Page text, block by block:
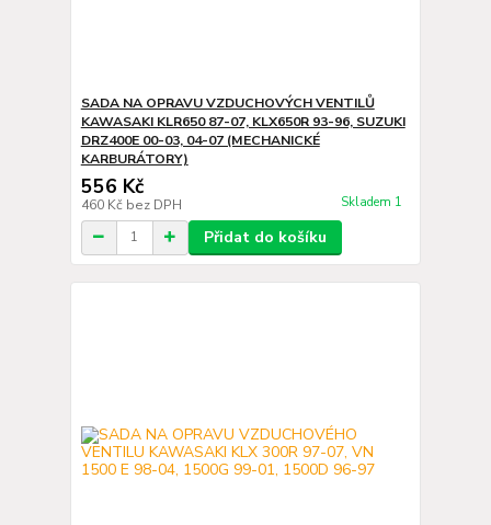
SADA NA OPRAVU VZDUCHOVÝCH VENTILŮ
KAWASAKI KLR650 87-07, KLX650R 93-96, SUZUKI
DRZ400E 00-03, 04-07 (MECHANICKÉ
KARBURÁTORY)
556 Kč
460 Kč bez DPH Skladem 1
Přidat do košíku